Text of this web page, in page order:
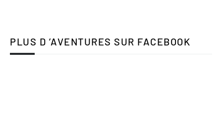
PLUS D ’AVENTURES SUR FACEBOOK